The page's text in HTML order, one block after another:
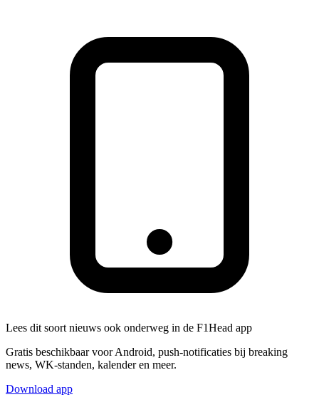
Lees dit soort nieuws ook onderweg in de F1Head app
Gratis beschikbaar voor Android, push-notificaties bij breaking
news, WK-standen, kalender en meer.
Download app